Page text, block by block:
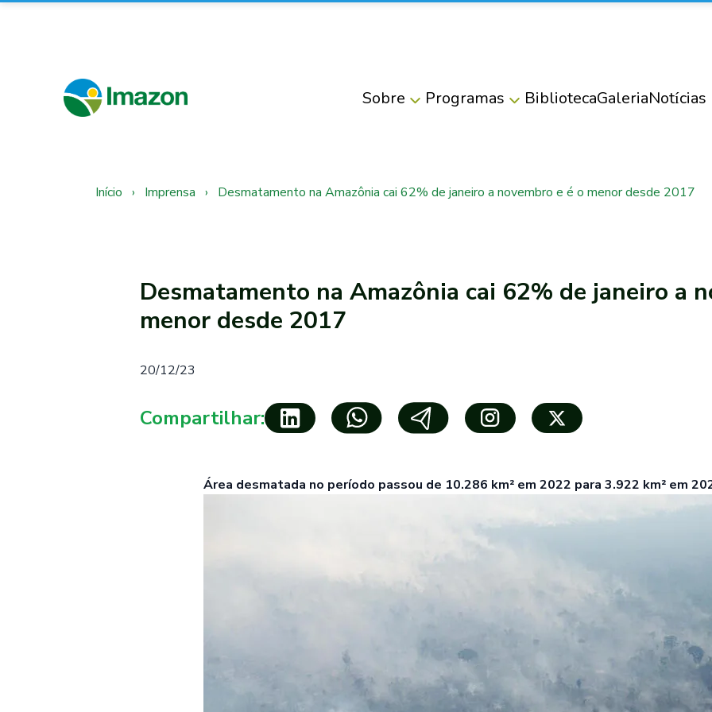
Sobre Programas BibliotecaGaleriaNotícias
Início › Imprensa › Desmatamento na Amazônia cai 62% de janeiro a novembro e é o menor desde 2017
Desmatamento na Amazônia cai 62% de janeiro a
menor desde 2017
20/12/23
Compartilhar:
Área desmatada no período passou de 10.286 km² em 2022 para 3.922 km² em